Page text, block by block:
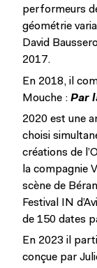
performeurs
géométrie
David
2017.
En 2018, il
Mouche : Par
2020 est une
choisi
créations de
la compagnie
scène de
Festival IN
de 150 dates
En 2023 il
conçue par